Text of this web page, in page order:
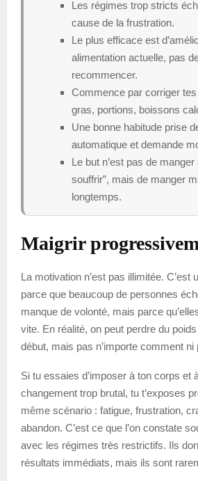
Les régimes trop stricts
cause de la frustration.
Le plus efficace est
alimentation actuelle, pas
recommencer.
Commence par corriger
gras, portions, boissons
Une bonne habitude prise
automatique et demande
Le but n’est pas de manger
souffrir”, mais de manger
longtemps.
Maigrir
La motivation n’est pas illimitée. C’est
parce que beaucoup de personnes
manque de volonté, mais parce
vite. En réalité, on peut perdre du
début, mais pas n’importe comment ni
Si tu essaies d’imposer à ton corps et
changement trop brutal, tu t’exposes
même scénario : fatigue, frustration,
abandon. C’est ce que l’on constate
avec les régimes très restrictifs. Ils
résultats immédiats, mais ils sont